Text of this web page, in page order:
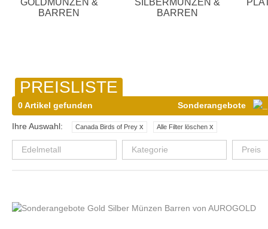
GOLDMÜNZEN &
BARREN
SILBERMÜNZEN &
BARREN
PREISLISTE
0 Artikel gefunden Sonderangebote
Ihre Auswahl: Canada Birds of Prey x Alle Filter löschen x
Edelmetall Kategorie Preis